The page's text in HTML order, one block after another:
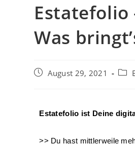
Was
August 29, 2021
Estatefolio ist Deine
>> Du hast mittlerweile